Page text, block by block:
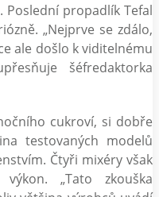
Poslední propadlík Tefal
„Nejprve se zdálo,
ale došlo k viditelnému
šéfredaktorka
cukroví, si dobře
testovaných modelů
Čtyři mixéry však
„Tato zkouška